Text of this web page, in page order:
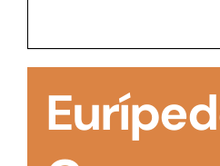
manutenção de estoques